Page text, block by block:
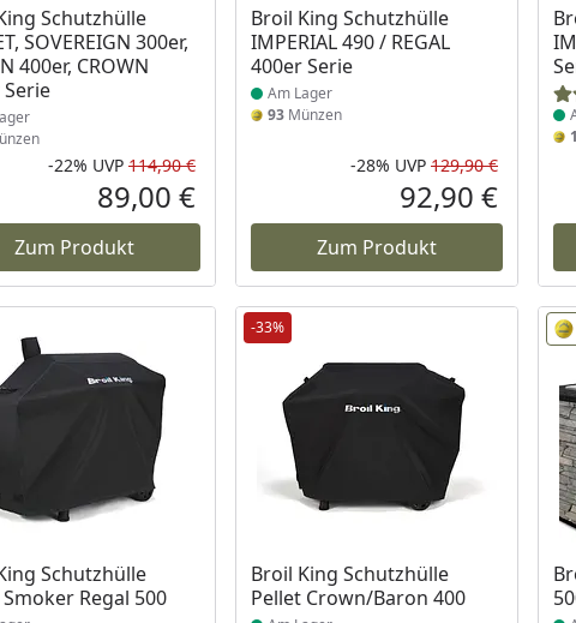
Preis
Schutzhülle
SOVEREIGN 300er,
400er, CROWN
am Lager
Rabatt in Prozent
-22%
Ursprünglicher Preis
UVP 114,90 €
Aktueller Preis
89,00 €
Zum Produkt
Broil King Schutzhülle
IMPERIAL 490 / REGAL
400er Serie
Produkt am Lager
Am Lager
93 Münzen
Rabatt
-28% UVP 129,90 €
Aktueller
92,90 €
Zum Produkt
Schutzhülle
Regal 500
am Lager
-33%
Broil King Schutzhülle
Pellet Crown/Baron 400
Produkt am Lager